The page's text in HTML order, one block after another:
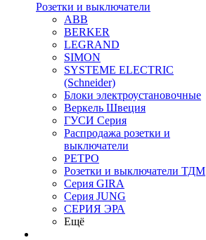
Розетки и выключатели
ABB
BERKER
LEGRAND
SIMON
SYSTEME ELECTRIC
(Schneider)
Блоки электроустановочные
Веркель Швеция
ГУСИ Серия
Распродажа розетки и
выключатели
РЕТРО
Розетки и выключатели ТДМ
Серия GIRA
Серия JUNG
СЕРИЯ ЭРА
Ещё